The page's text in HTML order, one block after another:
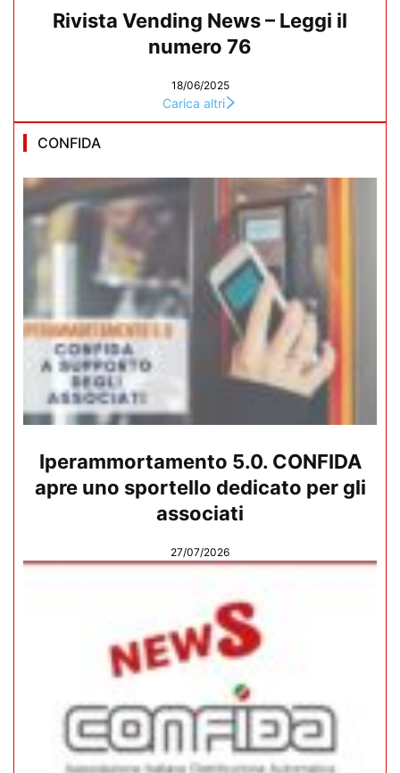
Rivista Vending News – Leggi il
numero 76
18/06/2025
Carica altri
CONFIDA
Iperammortamento 5.0. CONFIDA
apre uno sportello dedicato per gli
associati
27/07/2026